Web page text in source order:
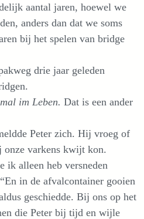
aantal jaren, hoewel we
anders dan dat we soms
bij het spelen van bridge
drie jaar geleden
im Leben. Dat is een ander
Peter zich. Hij vroeg of
varkens kwijt kon.
ik alleen heb versneden
in de afvalcontainer gooien
geschiedde. Bij ons op het
die Peter bij tijd en wijle